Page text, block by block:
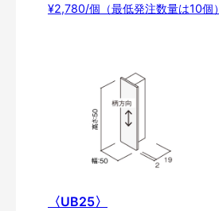
¥2,780/個（最低発注数量は10個）
〈UB25〉